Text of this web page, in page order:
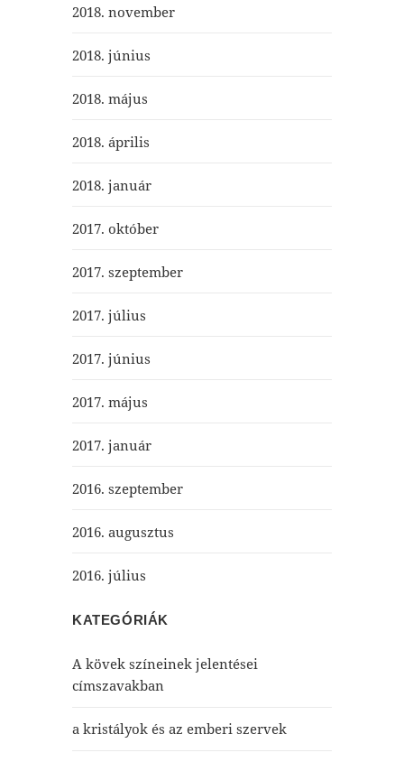
2018. november
2018. június
2018. május
2018. április
2018. január
2017. október
2017. szeptember
2017. július
2017. június
2017. május
2017. január
2016. szeptember
2016. augusztus
2016. július
KATEGÓRIÁK
A kövek színeinek jelentései
címszavakban
a kristályok és az emberi szervek